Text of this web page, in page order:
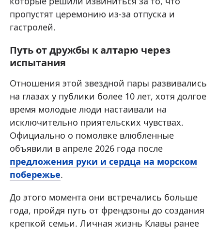
пропустят церемонию из-за отпуска и
гастролей.
Путь от дружбы к алтарю через
испытания
Отношения этой звездной пары развивались
на глазах у публики более 10 лет, хотя долгое
время молодые люди настаивали на
исключительно приятельских чувствах.
Официально о помолвке влюбленные
объявили в апреле 2026 года после
предложения руки и сердца на морском
побережье.
До этого момента они встречались больше
года, пройдя путь от френдзоны до создания
крепкой семьи. Личная жизнь Клавы ранее